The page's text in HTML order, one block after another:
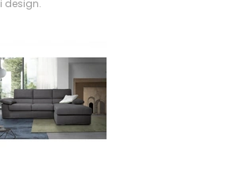
design.